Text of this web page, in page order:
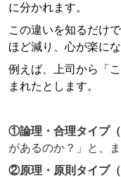
に分かれます。
この違いを知るだけ
ほど減り、心が楽にな
例えば、上司から「
まれたとします。
①論理・合理タイプ（
があるのか？」と、
②原理・原則タイプ（